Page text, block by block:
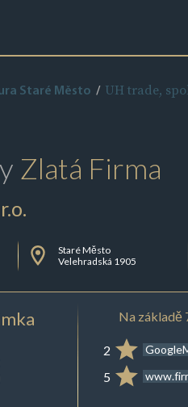
Staré Město UH trade,
Zlatá Firma
Staré Město
Velehradská 1905
Na základě
2
5